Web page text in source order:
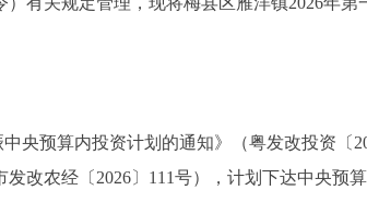
预算内投资计划的通知》（粤发改投资〔
改农经〔2026〕111号），计划下达中央预